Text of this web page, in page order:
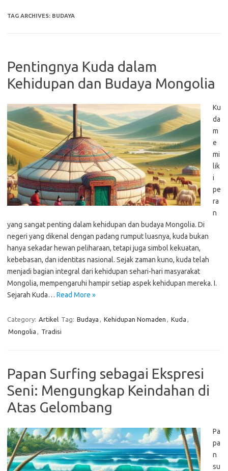
TAG ARCHIVES: BUDAYA
Pentingnya Kuda dalam
Kehidupan dan Budaya Mongolia
Ku
da
m
e
mi
lik
i
pe
ra
n
yang sangat penting dalam kehidupan dan budaya Mongolia. Di
negeri yang dikenal dengan padang rumput luasnya, kuda bukan
hanya sekadar hewan peliharaan, tetapi juga simbol kekuatan,
kebebasan, dan identitas nasional. Sejak zaman kuno, kuda telah
menjadi bagian integral dari kehidupan sehari-hari masyarakat
Mongolia, mempengaruhi hampir setiap aspek kehidupan mereka. I.
Sejarah Kuda… Read More »
Category: Artikel Tag: Budaya , Kehidupan Nomaden , Kuda ,
Mongolia , Tradisi
Papan Surfing sebagai Ekspresi
Seni: Mengungkap Keindahan di
Atas Gelombang
Pa
pa
n
su